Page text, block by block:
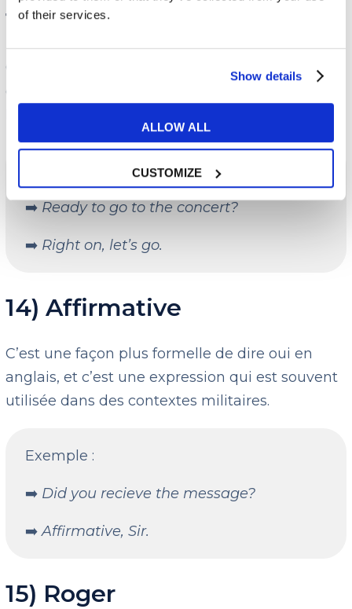
of their services.
Show details
ALLOW ALL
CUSTOMIZE
13) Right on
C’est une manière plus informelle et très
courante de dire oui en anglais, surtout aux
➡️ Ready to go to the concert?
➡️ Right on, let’s go.
14) Affirmative
C’est une façon plus formelle de dire oui en
anglais, et c’est une expression qui est souvent
utilisée dans des contextes militaires.
Exemple :
➡️ Did you recieve the message?
➡️Affirmative, Sir.
15) Roger